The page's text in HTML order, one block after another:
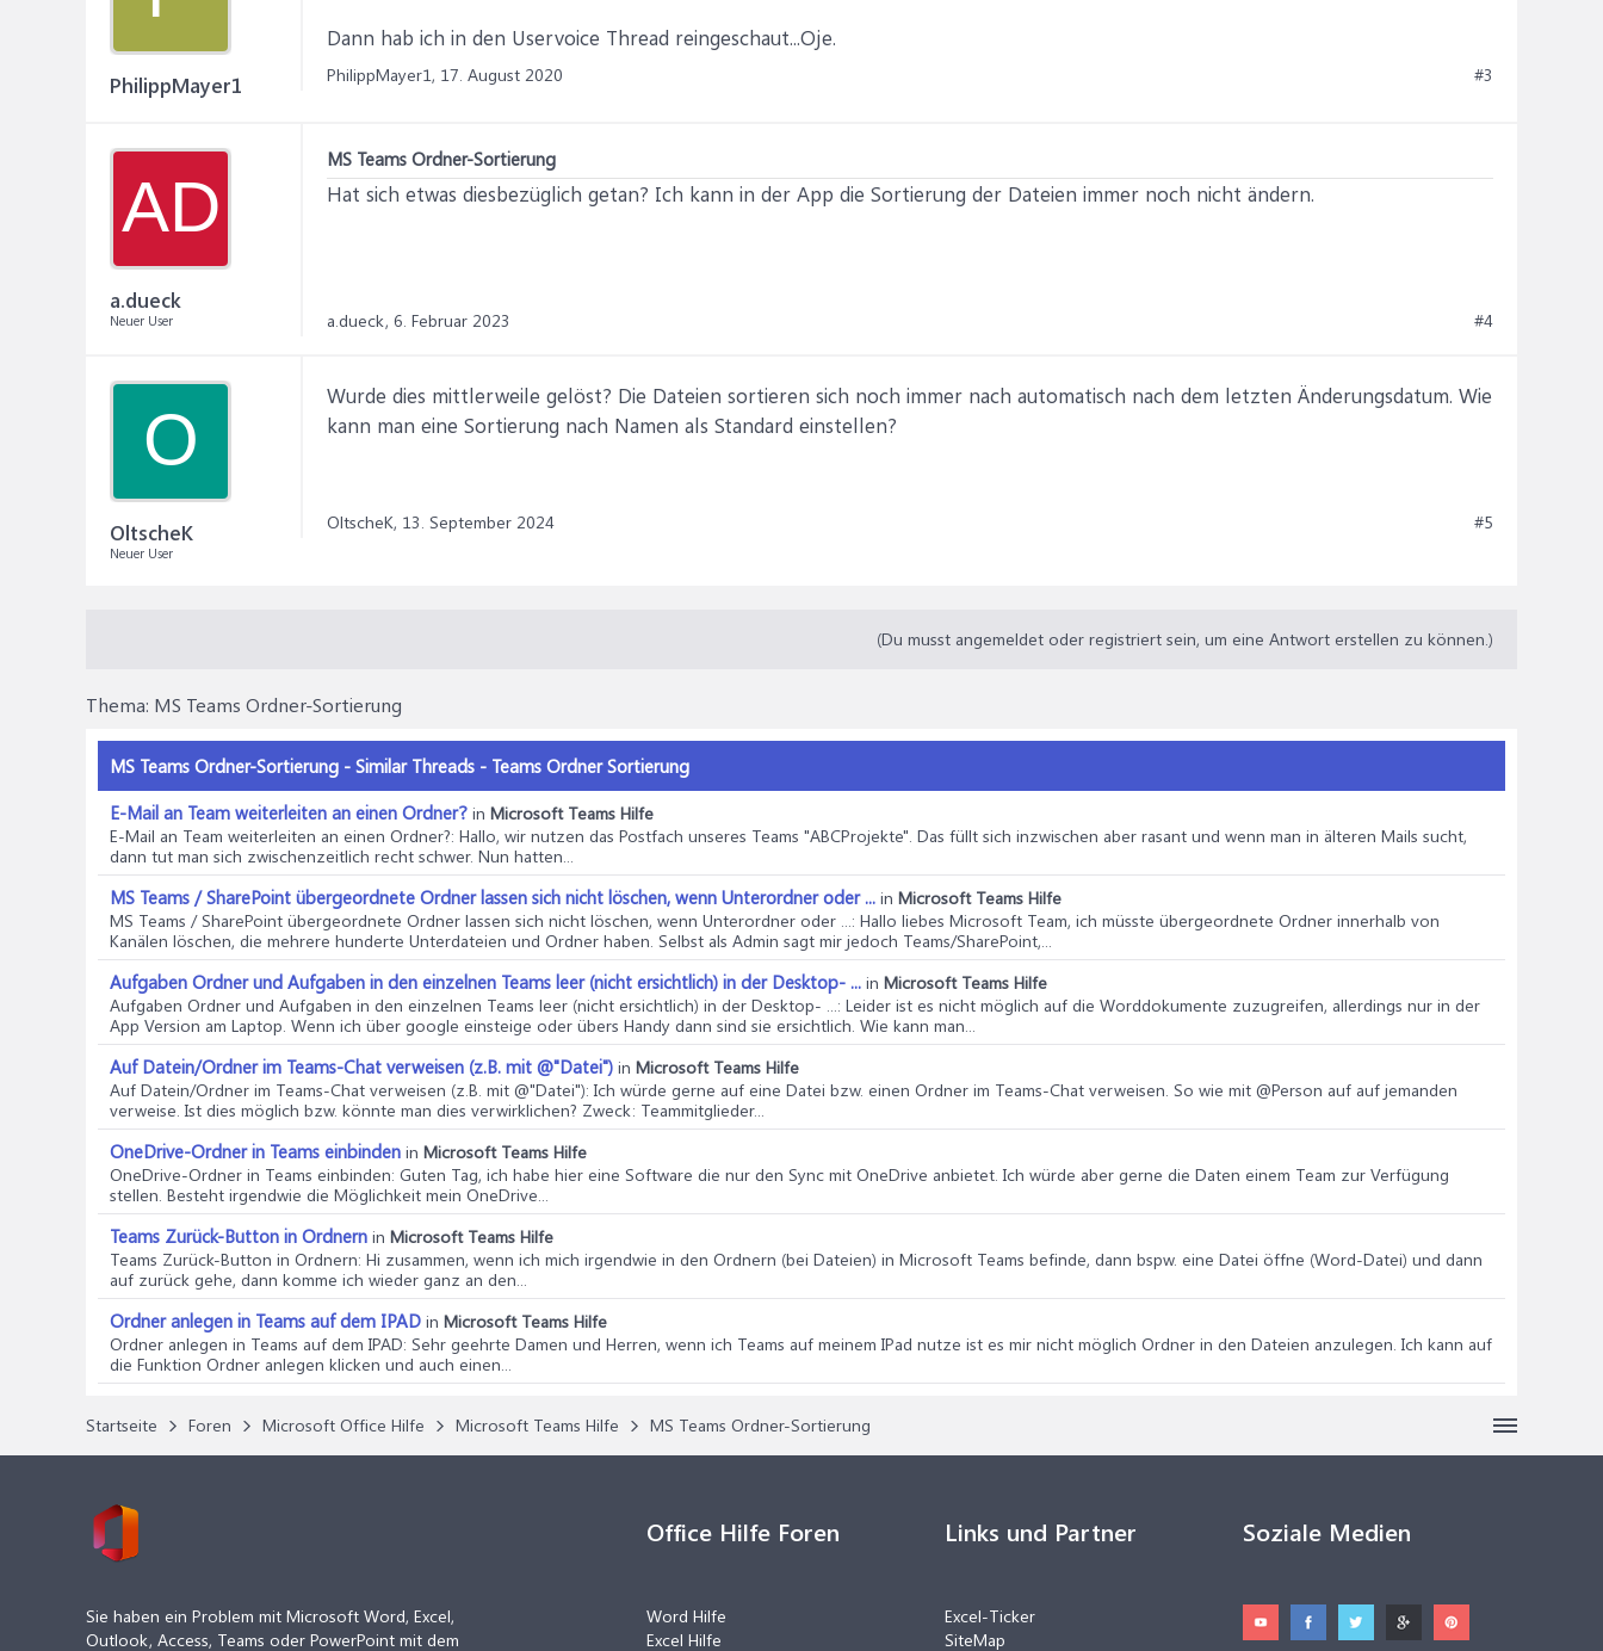
PhilippMayer1
Dann hab ich in den Uservoice Thread reingeschaut...Oje.
PhilippMayer1, 17. August 2020 #3
AD
a.dueck
Neuer User
MS Teams Ordner-Sortierung
Hat sich etwas diesbezüglich getan? Ich kann in der App die Sortierung der Dateien immer noch nicht ändern.
a.dueck, 6. Februar 2023 #4
O
OltscheK
Neuer User
Wurde dies mittlerweile gelöst? Die Dateien sortieren sich noch immer nach automatisch nach dem letzten Änderungsdatum. Wie
kann man eine Sortierung nach Namen als Standard einstellen?
OltscheK, 13. September 2024 #5
(Du musst angemeldet oder registriert sein, um eine Antwort erstellen zu können.)
Thema: MS Teams Ordner-Sortierung
MS Teams Ordner-Sortierung - Similar Threads - Teams Ordner Sortierung
E-Mail an Team weiterleiten an einen Ordner? in Microsoft Teams Hilfe
E-Mail an Team weiterleiten an einen Ordner?: Hallo, wir nutzen das Postfach unseres Teams "ABCProjekte". Das füllt sich inzwischen aber rasant und wenn man in älteren Mails sucht,
dann tut man sich zwischenzeitlich recht schwer. Nun hatten...
MS Teams / SharePoint übergeordnete Ordner lassen sich nicht löschen, wenn Unterordner oder ... in Microsoft Teams Hilfe
MS Teams / SharePoint übergeordnete Ordner lassen sich nicht löschen, wenn Unterordner oder ...: Hallo liebes Microsoft Team, ich müsste übergeordnete Ordner innerhalb von
Kanälen löschen, die mehrere hunderte Unterdateien und Ordner haben. Selbst als Admin sagt mir jedoch Teams/SharePoint,...
Aufgaben Ordner und Aufgaben in den einzelnen Teams leer (nicht ersichtlich) in der Desktop- ... in Microsoft Teams Hilfe
Aufgaben Ordner und Aufgaben in den einzelnen Teams leer (nicht ersichtlich) in der Desktop- ...: Leider ist es nicht möglich auf die Worddokumente zuzugreifen, allerdings nur in der
App Version am Laptop. Wenn ich über google einsteige oder übers Handy dann sind sie ersichtlich. Wie kann man...
Auf Datein/Ordner im Teams-Chat verweisen (z.B. mit @"Datei") in Microsoft Teams Hilfe
Auf Datein/Ordner im Teams-Chat verweisen (z.B. mit @"Datei"): Ich würde gerne auf eine Datei bzw. einen Ordner im Teams-Chat verweisen. So wie mit @Person auf auf jemanden
verweise. Ist dies möglich bzw. könnte man dies verwirklichen? Zweck: Teammitglieder...
OneDrive-Ordner in Teams einbinden in Microsoft Teams Hilfe
OneDrive-Ordner in Teams einbinden: Guten Tag, ich habe hier eine Software die nur den Sync mit OneDrive anbietet. Ich würde aber gerne die Daten einem Team zur Verfügung
stellen. Besteht irgendwie die Möglichkeit mein OneDrive...
Teams Zurück-Button in Ordnern in Microsoft Teams Hilfe
Teams Zurück-Button in Ordnern: Hi zusammen, wenn ich mich irgendwie in den Ordnern (bei Dateien) in Microsoft Teams befinde, dann bspw. eine Datei öffne (Word-Datei) und dann
auf zurück gehe, dann komme ich wieder ganz an den...
Ordner anlegen in Teams auf dem IPAD in Microsoft Teams Hilfe
Ordner anlegen in Teams auf dem IPAD: Sehr geehrte Damen und Herren, wenn ich Teams auf meinem IPad nutze ist es mir nicht möglich Ordner in den Dateien anzulegen. Ich kann auf
die Funktion Ordner anlegen klicken und auch einen...
Startseite Foren Microsoft Office Hilfe Microsoft Teams Hilfe MS Teams Ordner-Sortierung
Sie haben ein Problem mit Microsoft Word, Excel,
Outlook, Access, Teams oder PowerPoint mit dem
Office Hilfe Foren
Word Hilfe
Excel Hilfe
Links und Partner
Excel-Ticker
SiteMap
Soziale Medien